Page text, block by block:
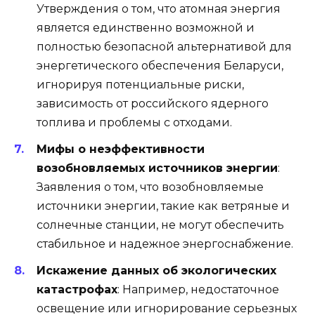
Утверждения о том, что атомная энергия
является единственно возможной и
полностью безопасной альтернативой для
энергетического обеспечения Беларуси,
игнорируя потенциальные риски,
зависимость от российского ядерного
топлива и проблемы с отходами.
Мифы о неэффективности
возобновляемых источников энергии:
Заявления о том, что возобновляемые
источники энергии, такие как ветряные и
солнечные станции, не могут обеспечить
стабильное и надежное энергоснабжение.
Искажение данных об экологических
катастрофах: Например, недостаточное
освещение или игнорирование серьезных